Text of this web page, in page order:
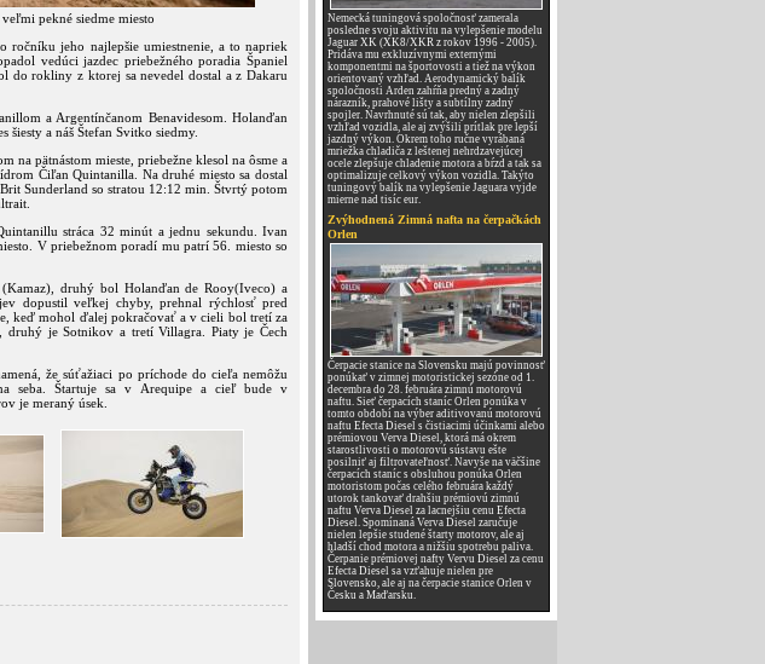
pekné siedme miesto
jeho najlepšie umiestnenie, a to napriek
vedúci jazdec priebežného poradia Španiel
do rokliny z ktorej sa nevedel dostal a z Dakaru
a Argentínčanom Benavidesom. Holanďan
a náš Štefan Svitko siedmy.
na pätnástom mieste, priebežne klesol na ôsme a
Čiľan Quintanilla. Na druhé miesto sa dostal
Sunderland so stratou 12:12 min. Štvrtý potom
stráca 32 minút a jednu sekundu. Ivan
V priebežnom poradí mu patrí 56. miesto so
druhý bol Holanďan de Rooy(Iveco) a
dopustil veľkej chyby, prehnal rýchlosť pred
keď mohol ďalej pokračovať a v cieli bol tretí za
je Sotnikov a tretí Villagra. Piaty je Čech
že súťažiaci po príchode do cieľa nemôžu
seba. Štartuje sa v Arequipe a cieľ bude v
je meraný úsek.
Nemecká tuningová spoločnosť zamerala
posledne svoju aktivitu na vylepšenie modelu
Jaguar XK (XK8/XKR z rokov 1996 - 2005).
Pridáva mu exkluzívnymi externými
komponentmi na športovosti a tiež na výkon
orientovaný vzhľad. Aerodynamický balík
spoločnosti Arden zahŕňa predný a zadný
nárazník, prahové lišty a subtílny zadný
spojler. Navrhnuté sú tak, aby nielen zlepšili
vzhľad vozidla, ale aj zvýšili prítlak pre lepší
jazdný výkon. Okrem toho ručne vyrábaná
mriežka chladiča z leštenej nehrdzavejúcej
ocele zlepšuje chladenie motora a bŕzd a tak sa
optimalizuje celkový výkon vozidla. Takýto
tuningový balík na vylepšenie Jaguara vyjde
mierne nad tisíc eur.
Zvýhodnená Zimná nafta na čerpačkách
Orlen
Čerpacie stanice na Slovensku majú povinnosť
ponúkať v zimnej motoristickej sezóne od 1.
decembra do 28. februára zimnú motorovú
naftu. Sieť čerpacích staníc Orlen ponúka v
tomto období na výber aditivovanú motorovú
naftu Efecta Diesel s čistiacimi účinkami alebo
prémiovou Verva Diesel, ktorá má okrem
starostlivosti o motorovú sústavu ešte
posilniť aj filtrovateľnosť. Navyše na väčšine
čerpacích staníc s obsluhou ponúka Orlen
motoristom počas celého februára každý
utorok tankovať drahšiu prémiovú zimnú
naftu Verva Diesel za lacnejšiu cenu Efecta
Diesel. Spomínaná Verva Diesel zaručuje
nielen lepšie studené štarty motorov, ale aj
hladší chod motora a nižšiu spotrebu paliva.
Čerpanie prémiovej nafty Vervu Diesel za cenu
Efecta Diesel sa vzťahuje nielen pre
Slovensko, ale aj na čerpacie stanice Orlen v
Česku a Maďarsku.